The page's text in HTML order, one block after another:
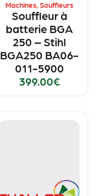
Machines,Souffleurs
Souffleur à
batterie BGA
250 – Stihl
BGA250 BA06-
011-5900
399.00€